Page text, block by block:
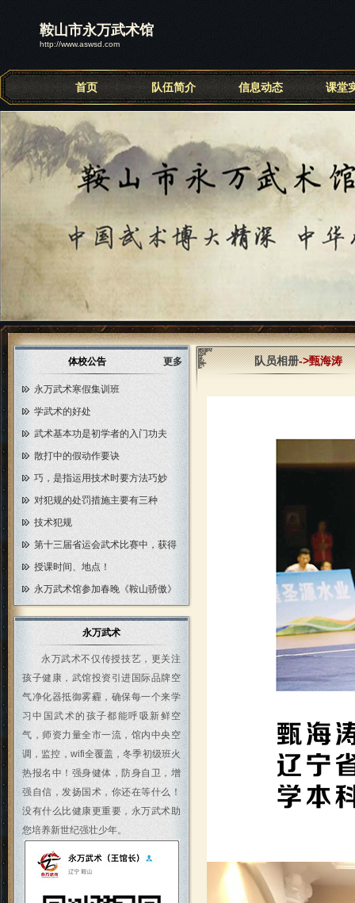
鞍山市永万武术馆
http://www.aswsd.com
首页 队伍简介 信息动态 课堂
联系我们
更多
体校公告
永万武术寒假集训班
学武术的好处
武术基本功是初学者的入门功夫
散打中的假动作要诀
巧，是指运用技术时要方法巧妙
对犯规的处罚措施主要有三种
技术犯规
第十三届省运会武术比赛中，获得
授课时间、地点！
永万武术馆参加春晚《鞍山骄傲》
永万武术
永万武术不仅传授技艺，更关注
孩子健康，武馆投资引进国际品牌空
气净化器抵御雾霾，确保每一个来学
习中国武术的孩子都能呼吸新鲜空
气，师资力量全市一流，馆内中央空
调，监控，wifi全覆盖，冬季初级班火
热报名中！强身健体，防身自卫，增
强自信，发扬国术，你还在等什么！
没有什么比健康更重要，永万武术助
您培养新世纪强壮少年。
队员相册->甄海涛